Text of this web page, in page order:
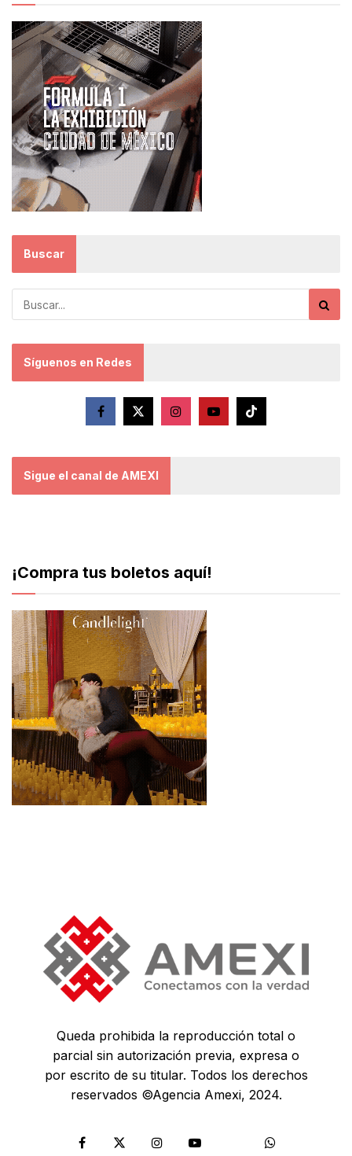
Buscar
Síguenos en Redes
Sigue el canal de AMEXI
¡Compra tus boletos aquí!
Queda prohibida la reproducción total o
parcial sin autorización previa, expresa o
por escrito de su titular. Todos los derechos
reservados ©Agencia Amexi, 2024.